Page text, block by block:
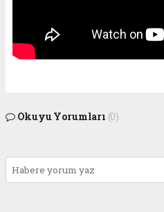
Okuyu Yorumları (0)